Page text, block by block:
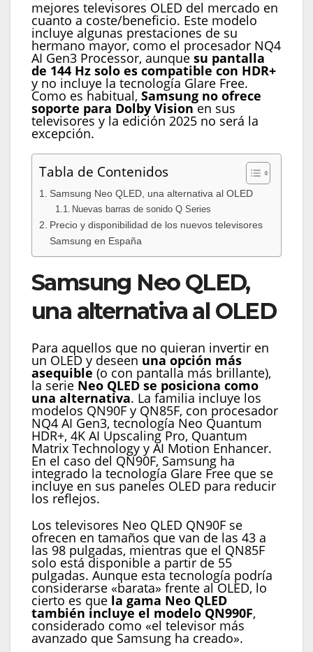
mejores televisores OLED del mercado en
cuanto a coste/beneficio. Este modelo
incluye algunas prestaciones de su
hermano mayor, como el procesador NQ4
AI Gen3 Processor, aunque su pantalla
de 144 Hz solo es compatible con HDR+
y no incluye la tecnología Glare Free.
Como es habitual, Samsung no ofrece
soporte para Dolby Visionen sus
televisores y la edición 2025 no será la
excepción.
Tabla de Contenidos
Samsung Neo QLED, una alternativa al OLED
Nuevas barras de sonido Q Series
Precio y disponibilidad de los nuevos televisores
Samsung en España
Samsung Neo QLED,
una alternativa al OLED
Para aquellos que no quieran invertir en
un OLED y deseen una opción más
asequible (o con pantalla más brillante),
la serie Neo QLED se posiciona como
una alternativa. La familia incluye los
modelos QN90F y QN85F, con procesador
NQ4 AI Gen3, tecnología Neo Quantum
HDR+, 4K AI Upscaling Pro, Quantum
Matrix Technology y AI Motion Enhancer.
En el caso del QN90F, Samsung ha
integrado la tecnología Glare Free que se
incluye en sus paneles OLED para reducir
los reflejos.
Los televisores Neo QLED QN90F se
ofrecen en tamaños que van de las 43 a
las 98 pulgadas, mientras que el QN85F
solo está disponible a partir de 55
pulgadas. Aunque esta tecnología podría
considerarse «barata» frente al OLED, lo
cierto es que la gama Neo QLED
también incluye el modelo QN990F,
considerado como «el televisor más
avanzado que Samsung ha creado».